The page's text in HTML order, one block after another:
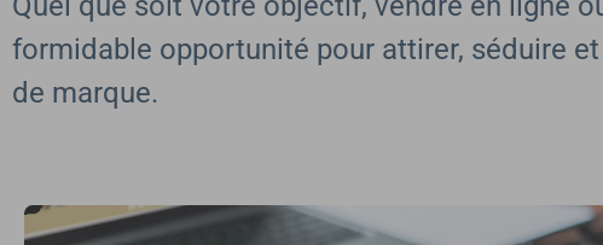
formidable opportunité pour attirer, séduire
de marque.